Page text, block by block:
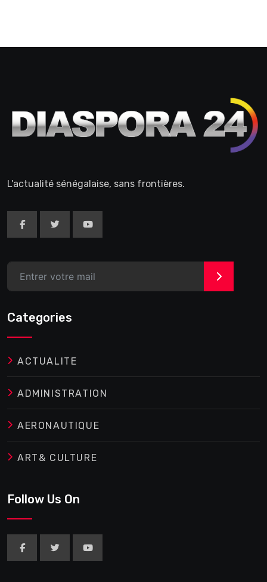
L'actualité sénégalaise, sans frontières.
>
Categories
ACTUALITE
ADMINISTRATION
AERONAUTIQUE
ART& CULTURE
Follow Us On